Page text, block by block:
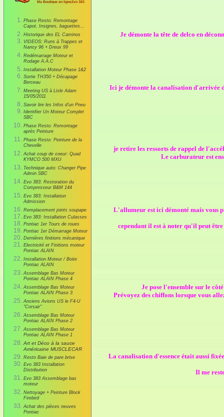
Ma Boutique en ligne2vo 383
Phase Resto: Remontage
Capot, Insignes, baguettes...
Historique des EL Caminos
VIDEOS: Runs à Trappes et
Nancy 96 + Dreux 99
Redémarrage Moteur et
Rodage A.A.C
Installation Moteur Phase 1&2
Sortie TH350 + Décapage
Berceau
Meeting US à Lisle Adam
15/05/2011
Savoir lire les Infos d'un Pneu
Identifier Un Moteur Complet
SBC
Phase Resto: Remontage
après Peinture
Phase Resto: Peinture de la
Chevelle
Achat coup de coeur: Quad
KYMCO 500 MXU
Technique auto: Changer Pipe
Admin SBC
Evo 383: Restoration du
Compresseur B&M 144
Evo 383: Installation
Admission
Remplacement joints soupape
Evo 383: Installation Culasses
Pontiac 1er Tours de roues
Pontiac 1er Démarrage Moteur
Dernières finitions mécanique
Electricité et Finitions moteur
Pontiac ALAIN
Installation Moteur / Boite
Pontiac ALAIN
Assemblage Bas Moteur
Pontiac ALAIN Phase 4
Assemblage Bas Moteur
Pontiac ALAIN Phase 3
Anciens Avions US le F4-U
"Corsair"
Assemblage Bas Moteur
Pontiac ALAIN Phase 2
Assemblage Bas Moteur
Pontiac ALAIN Phase 1
Art et Déco à la sauce
Américaine MUSCLECAR
Resto Baie de pare brise
Evo 383 Installation
Distribution
Evo 383 Assemblage bas
moteur
Nettoyage + Peinture Block
Firebird
Achat des pièces neuves
Pontiac
Je démonte la tête de delco en
Ici je démonte la canalisation d'arrivée
je retire les ressorts de rappel de
Le carburateur est
L'allumeur est ici démonté mais vous
cependant il est à noter qu'il peut
Je pose l'ensemble sur le
Prévoyez des chiffons lorsque vous
La canalisation d'essence était aussi
Il me